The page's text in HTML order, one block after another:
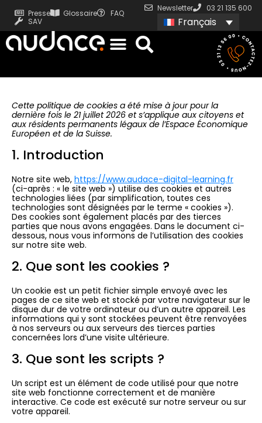
Presse Glossaire
FAQ
SAV
Newsletter 03 21 135 600
Français
Cette politique de cookies a été mise à jour pour la
dernière fois le 21 juillet 2026 et s’applique aux citoyens et
aux résidents permanents légaux de l’Espace Économique
Européen et de la Suisse.
1. Introduction
Notre site web, https://www.audace-digital-learning.fr
(ci-après : « le site web ») utilise des cookies et autres
technologies liées (par simplification, toutes ces
technologies sont désignées par le terme « cookies »).
Des cookies sont également placés par des tierces
parties que nous avons engagées. Dans le document ci-
dessous, nous vous informons de l’utilisation des cookies
sur notre site web.
2. Que sont les cookies ?
Un cookie est un petit fichier simple envoyé avec les
pages de ce site web et stocké par votre navigateur sur le
disque dur de votre ordinateur ou d’un autre appareil. Les
informations qui y sont stockées peuvent être renvoyées
à nos serveurs ou aux serveurs des tierces parties
concernées lors d’une visite ultérieure.
3. Que sont les scripts ?
Un script est un élément de code utilisé pour que notre
site web fonctionne correctement et de manière
interactive. Ce code est exécuté sur notre serveur ou sur
votre appareil.